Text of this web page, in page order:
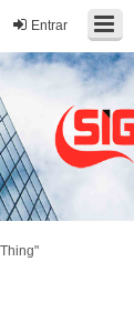
Entrar